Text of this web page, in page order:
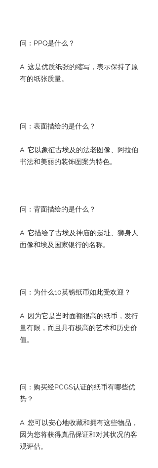
问：PPQ是什么？
A. 这是优质纸张的缩写，表示保持了原
有的纸张质量。
问：表面描绘的是什么？
A. 它以象征古埃及的法老图像、阿拉伯
书法和美丽的装饰图案为特色。
问：背面描绘的是什么？
A. 它描绘了古埃及神庙的遗址、狮身人
面像和埃及国家银行的名称。
问：为什么10英镑纸币如此受欢迎？
A. 因为它是当时面额很高的纸币，发行
量有限，而且具有极高的艺术和历史价
值。
问：购买经PCGS认证的纸币有哪些优
势？
A. 您可以安心地收藏和拥有这些物品，
因为您将获得真品保证和对其状况的客
观评估。